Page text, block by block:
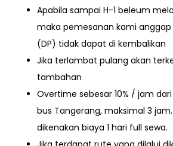
Apabila sampai H-1 beleum
maka pemesanan kami
(DP) tidak dapat di kembalikan
Jika terlambat pulang akan
tambahan
Overtime sebesar 10% / jam
bus Tangerang, maksimal 3
dikenakan biaya 1 hari full sewa.